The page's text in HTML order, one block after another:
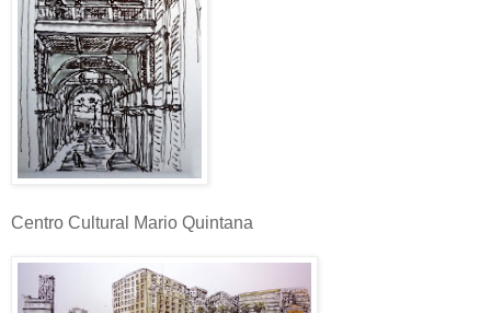
Centro Cultural Mario Quintana